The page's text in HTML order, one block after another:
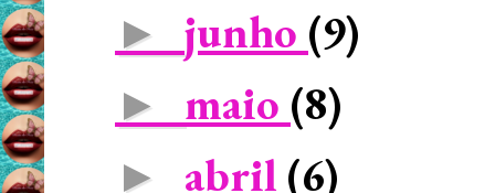
► junho (9)
► maio (8)
► abril (6)